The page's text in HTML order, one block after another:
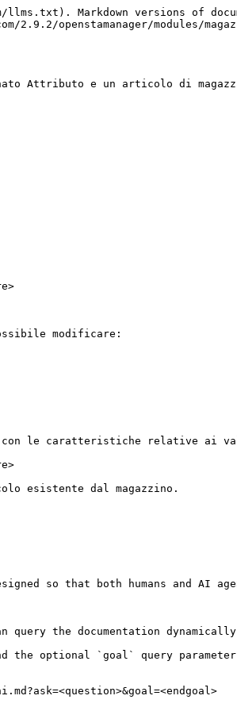
Markdown versions of
openstamanager/modules/
Attributo e un articolo di
modificare:
con le caratteristiche relative ai
esistente dal magazzino.
so that both humans and AI
the documentation
the optional `goal` query